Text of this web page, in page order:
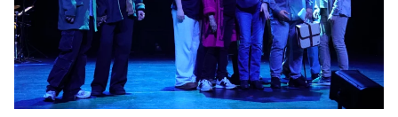
Espacio Pro
Iniciar sesión